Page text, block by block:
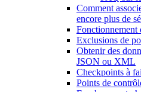
Comment
encore plus de
Fonctionnement
Exclusions de
Obtenir des
JSON ou XML
Checkpoints à
Points de